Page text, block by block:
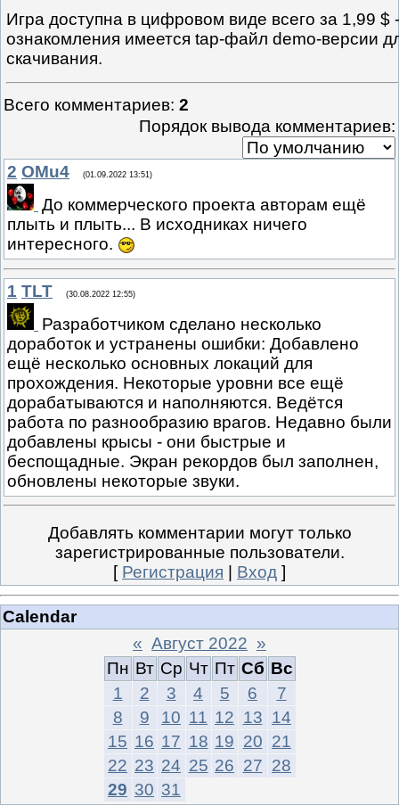
Игра доступна в цифровом виде всего за 1,99 $
ознакомления имеется tap-файл demo-версии
скачивания.
Всего комментариев: 2
Порядок вывода комментариев:
2 OMu4 (01.09.2022 13:51)
До коммерческого проекта авторам ещё
плыть и плыть... В исходниках ничего
интересного.
1 TLT (30.08.2022 12:55)
Разработчиком сделано несколько
доработок и устранены ошибки: Добавлено
ещё несколько основных локаций для
прохождения. Некоторые уровни все ещё
дорабатываются и наполняются. Ведётся
работа по разнообразию врагов. Недавно были
добавлены крысы - они быстрые и
беспощадные. Экран рекордов был заполнен,
обновлены некоторые звуки.
Добавлять комментарии могут только
зарегистрированные пользователи.
[ Регистрация Вход ]
Calendar
« Август 2022 »
Пн Вт Ср Чт Пт Сб Вс
1
2 3 4 5 6
7
8
9 10 11 12 13 14
15 16 17 18 19 20 21
22 23 24 25 26 27 28
29 30 31